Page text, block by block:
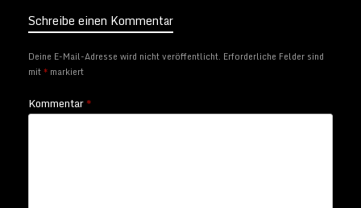
Schreibe einen Kommentar
Deine E-Mail-Adresse wird nicht veröffentlicht. Erforderliche Felder sind
mit* markiert
Kommentar*